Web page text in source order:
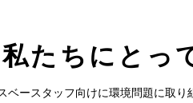
私たちにとっ
ベースタッフ向けに環境問題に取